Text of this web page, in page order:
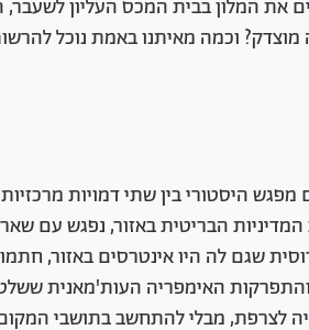
את המלון בבית המכס העליון לשעבר,
וכמה מאיתנו באמת נוכל
מפגש היסטורי בין שתי דמויות
הבריטית באזור, נפגש עם
שגם לה היו אינטרסים באזור,
האימפריה העות'מאנית
לצרפת, מבלי להתחשב בתושבי